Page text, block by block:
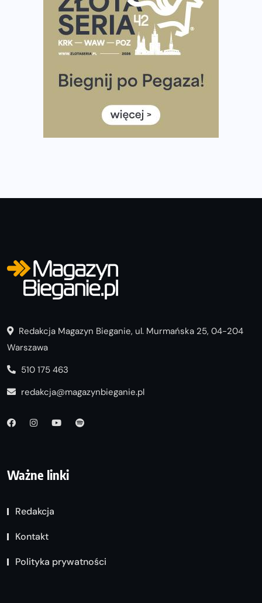
i Półmaraton Szczeciński. Wszystko, co warto wiedzieć
European Marathon Classics – jak zweryfikować swój
listach startowych są jeszcze wolne miejsca
Jaki smartwatch dla biegaczy, którzy chcą też przy
okazji trenować pod HYROX?
Jak zaplanować domowe cardio bez przepełniania
Redakcja Magazyn Bieganie, ul. Murmańska 25, 04-204
Warszawa
510 175 463
redakcja@magazynbieganie.pl
Ważne linki
Redakcja
Kontakt
Polityka prywatności